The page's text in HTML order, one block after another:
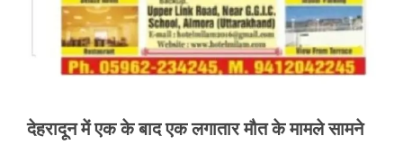
देहरादून में एक के बाद एक लगातार मौत के मामले सामने